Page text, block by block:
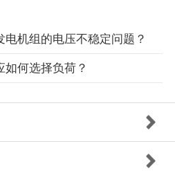
电机组的电压不稳定问题？
何选择负荷？